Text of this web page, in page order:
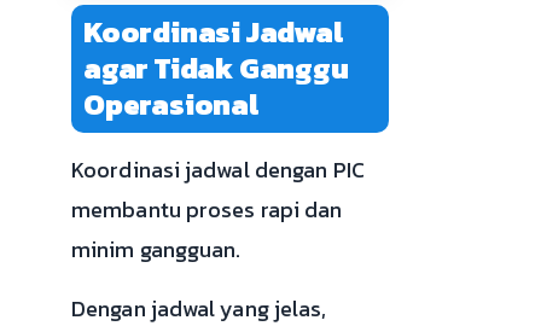
Koordinasi Jadwal
agar Tidak Ganggu
Operasional
Koordinasi jadwal dengan PIC
membantu proses rapi dan
minim gangguan.
Dengan jadwal yang jelas,